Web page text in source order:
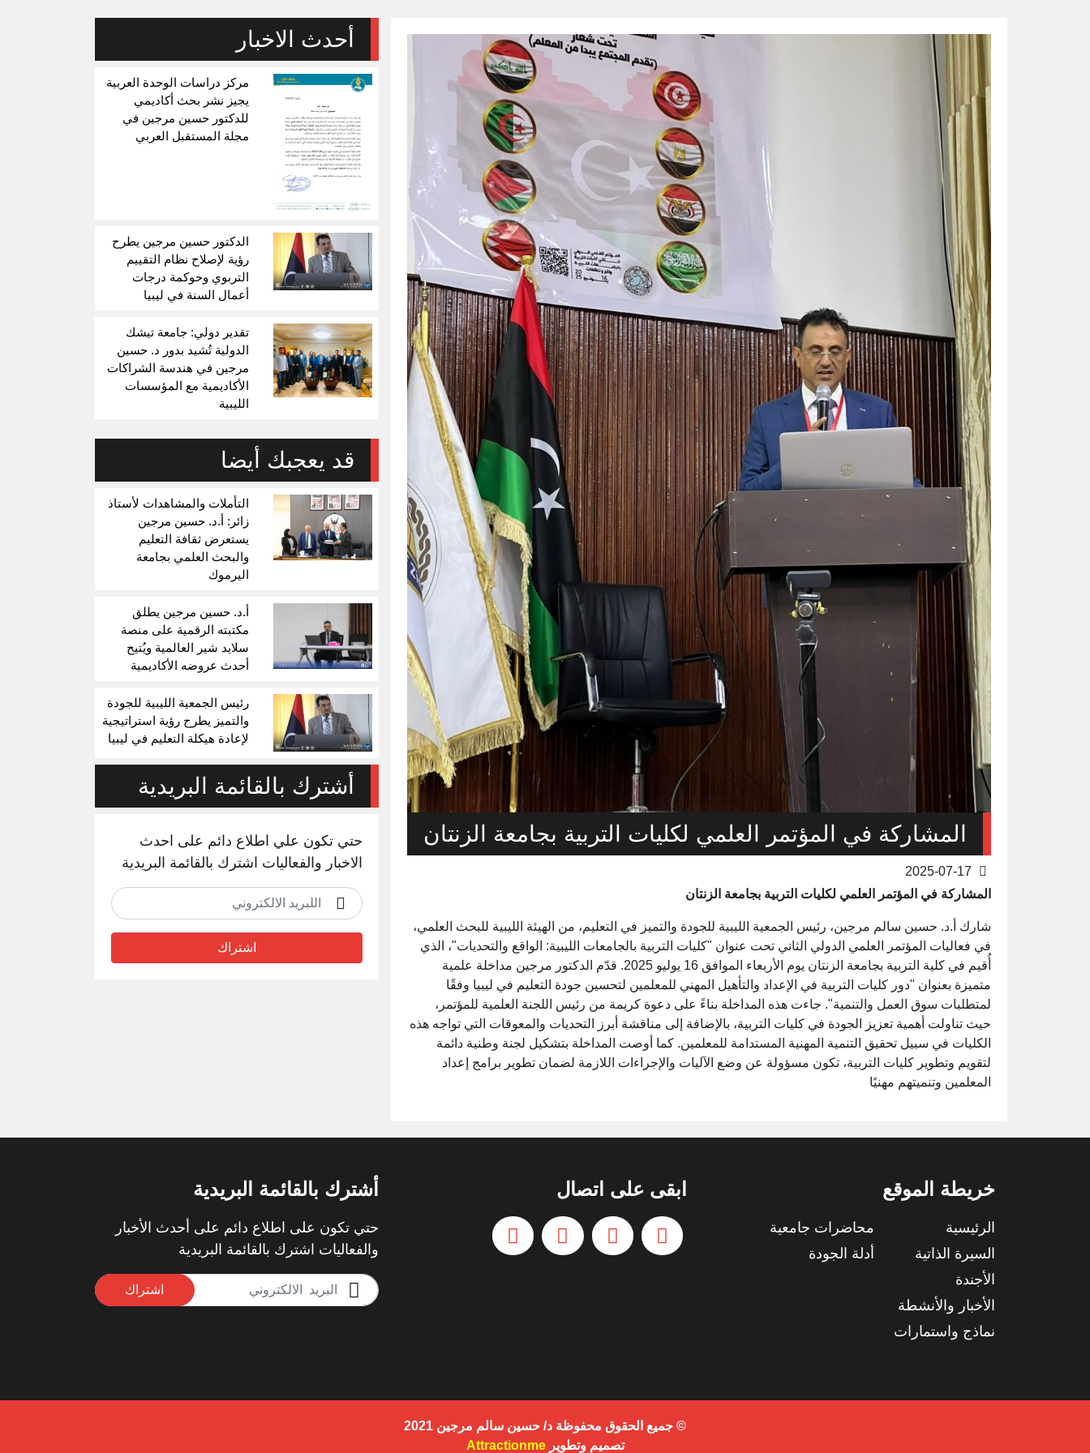
المشاركة في المؤتمر العلمي لكليات التربية بجامعة الزنتان
المشاركة في المؤتمر العلمي لكليات التربية بجامعة الزنتان
شارك أ.د. حسين سالم مرجين، رئيس الجمعية الليبية للجودة والتميز في التعليم، من الهيئة الليبية للبحث العلمي،
في فعاليات المؤتمر العلمي الدولي الثاني تحت عنوان "كليات التربية بالجامعات الليبية: الواقع والتحديات"، الذي
أُقيم في كلية التربية بجامعة الزنتان يوم الأربعاء الموافق 16 يوليو 2025. قدّم الدكتور مرجين مداخلة علمية
متميزة بعنوان "دور كليات التربية في الإعداد والتأهيل المهني للمعلمين لتحسين جودة التعليم في ليبيا وفقًا
لمتطلبات سوق العمل والتنمية". جاءت هذه المداخلة بناءً على دعوة كريمة من رئيس اللجنة العلمية للمؤتمر،
حيث تناولت أهمية تعزيز الجودة في كليات التربية، بالإضافة إلى مناقشة أبرز التحديات والمعوقات التي تواجه هذه
الكليات في سبيل تحقيق التنمية المهنية المستدامة للمعلمين. كما أوصت المداخلة بتشكيل لجنة وطنية دائمة
لتقويم وتطوير كليات التربية، تكون مسؤولة عن وضع الآليات والإجراءات اللازمة لضمان تطوير برامج إعداد
المعلمين وتنميتهم مهنيًا
أحدث الاخبار
مركز دراسات الوحدة العربية
يجيز نشر بحث أكاديمي
للدكتور حسين مرجين في
مجلة المستقبل العربي
الدكتور حسين مرجين يطرح
رؤية لإصلاح نظام التقييم
التربوي وحوكمة درجات
أعمال السنة في ليبيا
تقدير دولي: جامعة تيشك
الدولية تُشيد بدور د. حسين
مرجين في هندسة الشراكات
الأكاديمية مع المؤسسات
الليبية
قد يعجبك أيضا
التأملات والمشاهدات لأستاذ
زائر: أ.د. حسين مرجين
يستعرض ثقافة التعليم
والبحث العلمي بجامعة
اليرموك
أ.د. حسين مرجين يطلق
مكتبته الرقمية على منصة
سلايد شير العالمية ويُتيح
أحدث عروضه الأكاديمية
رئيس الجمعية الليبية للجودة
والتميز يطرح رؤية استراتيجية
لإعادة هيكلة التعليم في ليبيا
أشترك بالقائمة البريدية
حتي تكون علي اطلاع دائم على احدث
الاخبار والفعاليات اشترك بالقائمة البريدية
اشتراك
خريطة الموقع
الرئيسية
السيرة الذاتية
الأجندة
الأخبار والأنشطة
نماذج واستمارات
محاضرات جامعية
أدلة الجودة
ابقى على اتصال أشترك بالقائمة البريدية
حتي تكون على اطلاع دائم على أحدث الأخبار
والفعاليات اشترك بالقائمة البريدية
اشتراك
© جميع الحقوق محفوظة د/ حسين سالم مرجين 2021
تصميم وتطويرAttractionme